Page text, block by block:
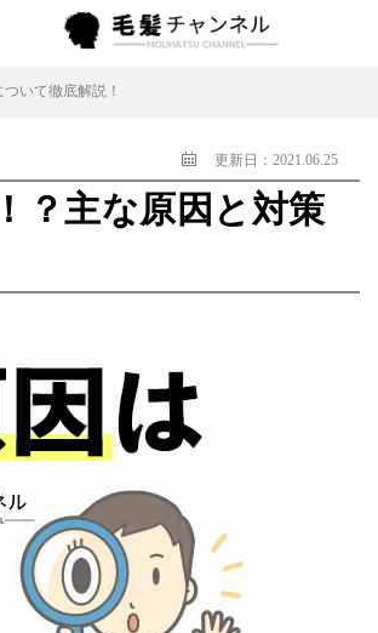
いて徹底解説！
更新日：2021.06.25
？主な原因と対策